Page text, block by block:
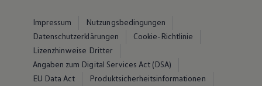
Impressum
Nutzungsbedingungen
Datenschutzerklärungen
Cookie-Richtlinie
Lizenzhinweise Dritter
Angaben zum Digital Services Act (DSA)
EU Data Act
Produktsicherheitsinformationen